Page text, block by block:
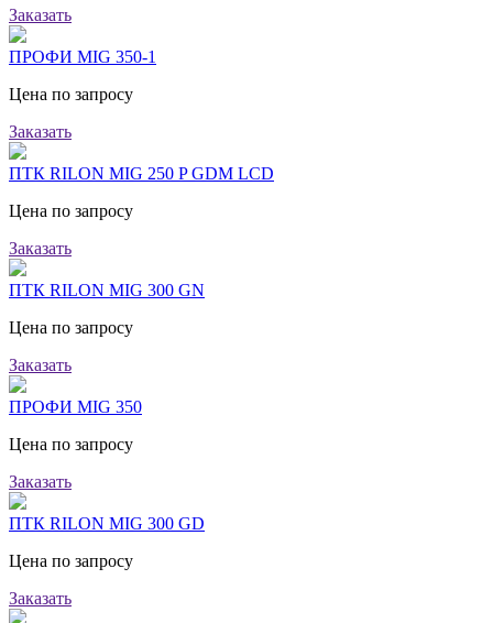
Заказать
ПРОФИ MIG 350-1
Цена по запросу
Заказать
ПТК RILON MIG 250 P GDM LCD
Цена по запросу
Заказать
ПТК RILON MIG 300 GN
Цена по запросу
Заказать
ПРОФИ MIG 350
Цена по запросу
Заказать
ПТК RILON MIG 300 GD
Цена по запросу
Заказать